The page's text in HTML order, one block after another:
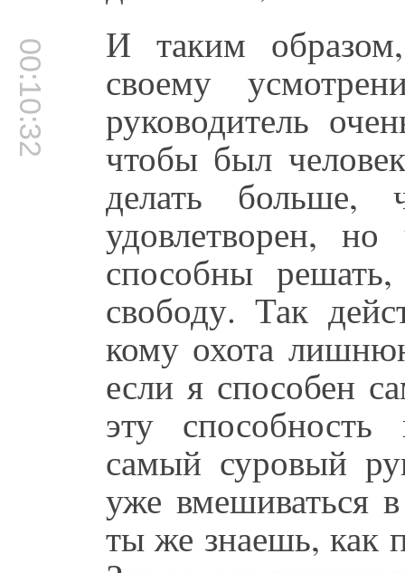
00:10:32 И таким
своему
руководитель
чтобы был
делать
удовлетворен,
способны
свободу. Так
кому охота
если я способен
эту
самый суровый
уже вмешиваться
ты же знаешь, как